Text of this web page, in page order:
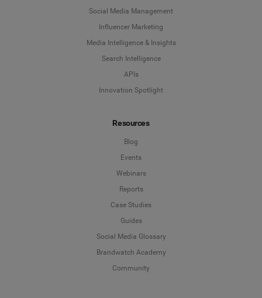
Social Media Management
Influencer Marketing
Media Intelligence & Insights
Search Intelligence
APIs
Innovation Spotlight
Resources
Blog
Events
Webinars
Reports
Case Studies
Guides
Social Media Glossary
Brandwatch Academy
Community